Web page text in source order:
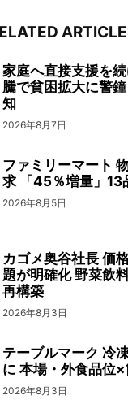
家庭へ直接支援を
騰で貧困拡大に警
知
2026年8月7日
ファミリーマート
求 「45％増量」13
2026年8月5日
カゴメ奥谷社長 価
題が明確化 野菜飲
再構築
2026年8月3日
テーブルマーク 冷
に 本場・外食品位
2026年8月3日